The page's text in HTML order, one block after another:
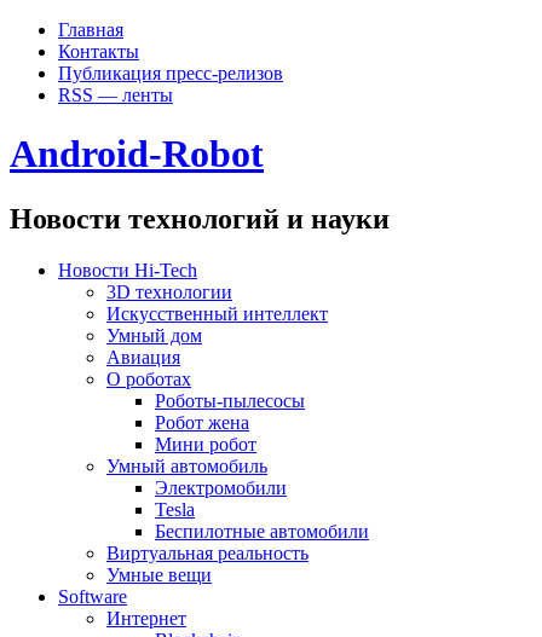
Главная
Контакты
Публикация пресс-релизов
RSS — ленты
Android-Robot
Новости технологий и науки
Новости Hi-Tech
3D технологии
Искусственный интеллект
Умный дом
Авиация
О роботах
Роботы-пылесосы
Робот жена
Мини робот
Умный автомобиль
Электромобили
Tesla
Беспилотные автомобили
Виртуальная реальность
Умные вещи
Software
Интернет